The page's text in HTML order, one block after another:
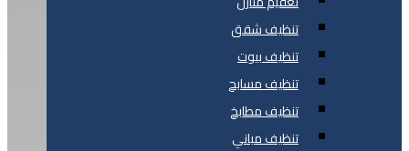
تنظيف شقق
تنظيف بيوت
تنظيف مسابح
تنظيف مطابخ
تنظيف مباني